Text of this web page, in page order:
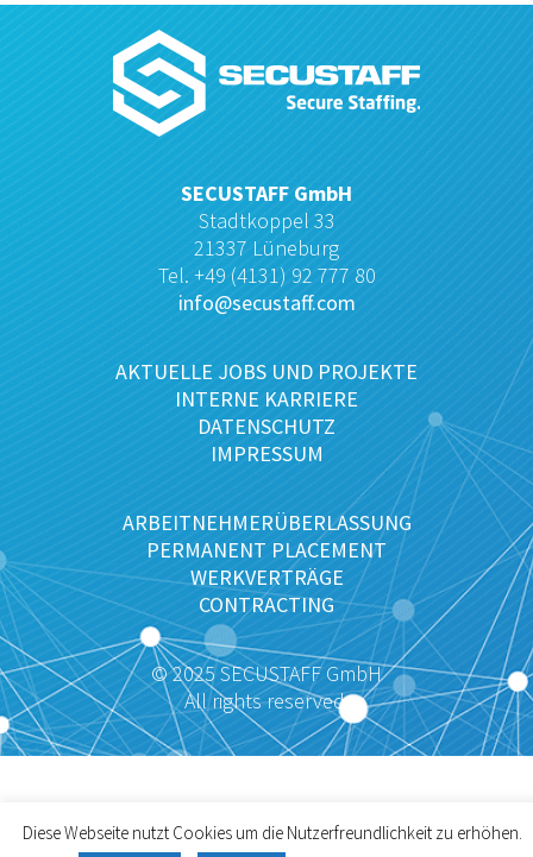
Diese Webseite nutzt Cookies um die Nutzerfreundlichkeit zu erhöhen.
SECUSTAFF GmbH
Stadtkoppel 33
21337 Lüneburg
Tel. +49 (4131) 92 777 80
info@secustaff.com
AKTUELLE JOBS UND PROJEKTE
INTERNE KARRIERE
DATENSCHUTZ
IMPRESSUM
ARBEITNEHMERÜBERLASSUNG
PERMANENT PLACEMENT
WERKVERTRÄGE
CONTRACTING
© 2025 SECUSTAFF GmbH
All rights reserved.